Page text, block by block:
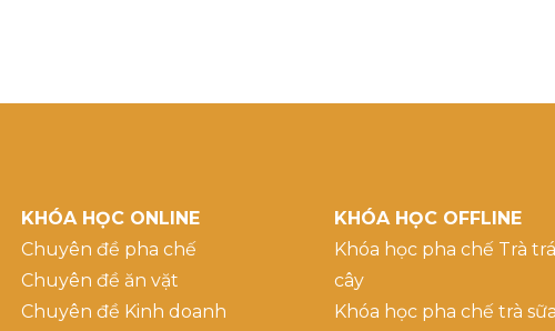
KHÓA HỌC ONLINE
Chuyên đề pha chế
Chuyên đề ăn vặt
Chuyên đề Kinh doanh
KHÓA HỌC OFFLINE
Khóa học pha chế Trà
cây
Khóa học pha chế trà